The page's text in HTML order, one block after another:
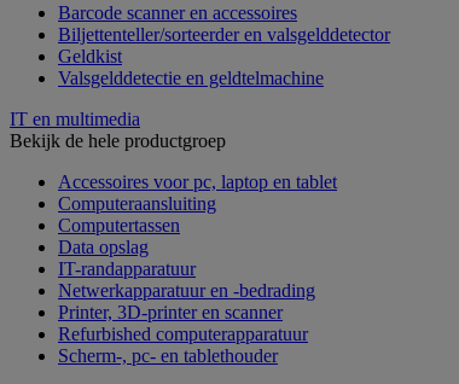
Barcode scanner en accessoires
Biljettenteller/sorteerder en valsgelddetector
Geldkist
Valsgelddetectie en geldtelmachine
IT en multimedia
Bekijk de hele productgroep
Accessoires voor pc, laptop en tablet
Computeraansluiting
Computertassen
Data opslag
IT-randapparatuur
Netwerkapparatuur en -bedrading
Printer, 3D-printer en scanner
Refurbished computerapparatuur
Scherm-, pc- en tablethouder